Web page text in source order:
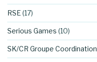
RSE(17)
Serious Games (10)
SK/CR Groupe Coordination